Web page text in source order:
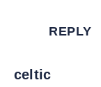
REPLY
celtic